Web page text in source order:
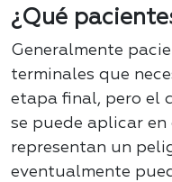
¿Qué
Generalmente
terminales que
etapa final, pero el
se puede aplicar en
representan un
eventualmente